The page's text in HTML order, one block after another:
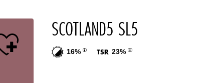
SCOTLAND5 SL5
16% 23%